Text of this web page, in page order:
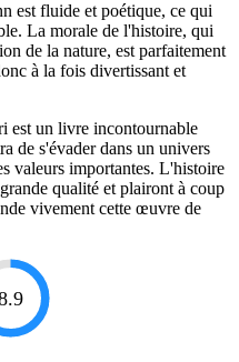
est fluide et poétique, ce qui
La morale de l'histoire, qui
de la nature, est parfaitement
à la fois divertissant et
est un livre incontournable
de s'évader dans un univers
valeurs importantes. L'histoire
qualité et plairont à coup
vivement cette œuvre de